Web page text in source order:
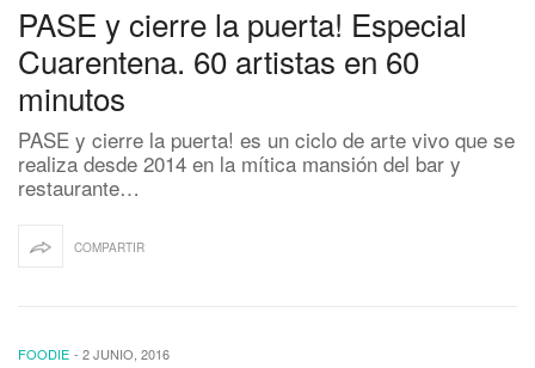
PASE y cierre la puerta! Especial
Cuarentena. 60 artistas en 60
minutos
PASE y cierre la puerta! es un ciclo de arte vivo que se
realiza desde 2014 en la mítica mansión del bar y
restaurante…
COMPARTIR
FOODIE - 2 JUNIO, 2016